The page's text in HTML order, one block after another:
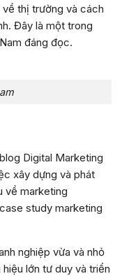
thị trường và cách
Đây là một trong
đáng đọc.
Digital Marketing
xây dựng và phát
về marketing
study marketing
nghiệp vừa và nhỏ
lớn tư duy và triển